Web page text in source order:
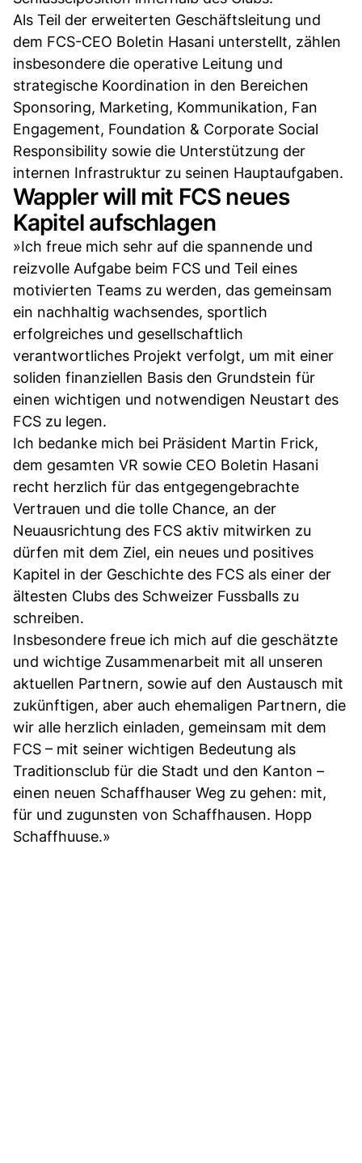
Als Teil der erweiterten Geschäftsleitung und
dem FCS-CEO Boletin Hasani unterstellt, zählen
insbesondere die operative Leitung und
strategische Koordination in den Bereichen
Sponsoring, Marketing, Kommunikation, Fan
Engagement, Foundation & Corporate Social
Responsibility sowie die Unterstützung der
internen Infrastruktur zu seinen Hauptaufgaben.
Wappler will mit FCS neues
Kapitel aufschlagen
»Ich freue mich sehr auf die spannende und
reizvolle Aufgabe beim FCS und Teil eines
motivierten Teams zu werden, das gemeinsam
ein nachhaltig wachsendes, sportlich
erfolgreiches und gesellschaftlich
verantwortliches Projekt verfolgt, um mit einer
soliden finanziellen Basis den Grundstein für
einen wichtigen und notwendigen Neustart des
FCS zu legen.
Ich bedanke mich bei Präsident Martin Frick,
dem gesamten VR sowie CEO Boletin Hasani
recht herzlich für das entgegengebrachte
Vertrauen und die tolle Chance, an der
Neuausrichtung des FCS aktiv mitwirken zu
dürfen mit dem Ziel, ein neues und positives
Kapitel in der Geschichte des FCS als einer der
ältesten Clubs des Schweizer Fussballs zu
schreiben.
Insbesondere freue ich mich auf die geschätzte
und wichtige Zusammenarbeit mit all unseren
aktuellen Partnern, sowie auf den Austausch mit
zukünftigen, aber auch ehemaligen Partnern, die
wir alle herzlich einladen, gemeinsam mit dem
FCS – mit seiner wichtigen Bedeutung als
Traditionsclub für die Stadt und den Kanton –
einen neuen Schaffhauser Weg zu gehen: mit,
für und zugunsten von Schaffhausen. Hopp
Schaffhuuse.»